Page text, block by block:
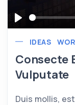
Play
IDEAS
Consecte
Vulputate
Duis mollis,